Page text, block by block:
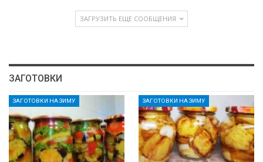
ЗАГРУЗИТЬ ЕЩЕ СООБЩЕНИЯ
ЗАГОТОВКИ
ЗАГОТОВКИ НА ЗИМУ ЗАГОТОВКИ НА ЗИМУ